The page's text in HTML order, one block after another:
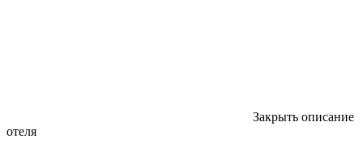
Закрыть описание
отеля